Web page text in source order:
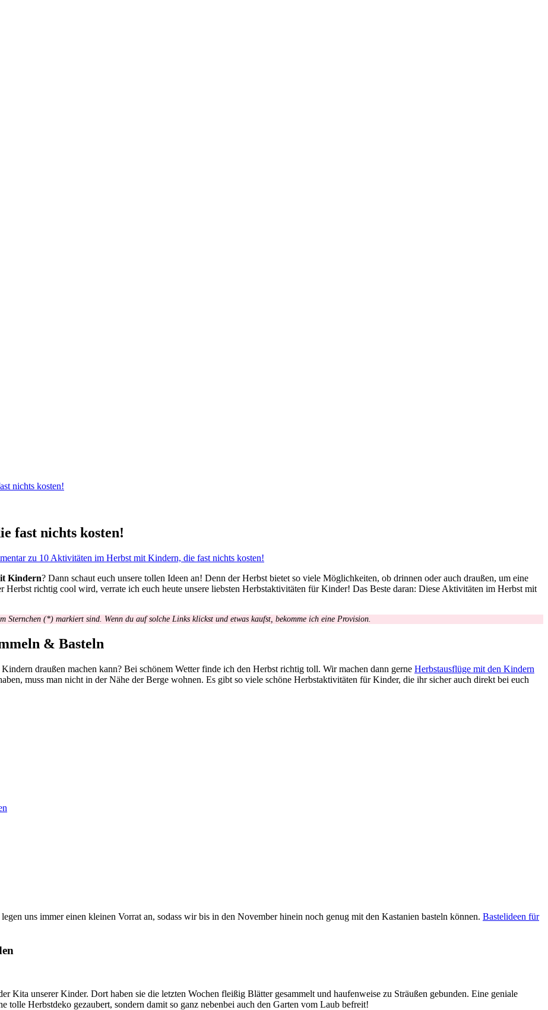
nichts kosten!
fast nichts kosten!
zu 10 Aktivitäten im Herbst mit Kindern, die fast nichts kosten!
Kindern? Dann schaut euch unsere tollen Ideen an! Denn der Herbst bietet so viele Möglichkeiten, ob drinnen oder auch draußen, um eine
Herbst richtig cool wird, verrate ich euch heute unsere liebsten Herbstaktivitäten für Kinder! Das Beste daran: Diese Aktivitäten im Herbst mit
Sternchen (*) markiert sind. Wenn du auf solche Links klickst und etwas kaufst, bekomme ich eine Provision.
& Basteln
draußen machen kann? Bei schönem Wetter finde ich den Herbst richtig toll. Wir machen dann gerne Herbstausflüge mit den Kindern
muss man nicht in der Nähe der Berge wohnen. Es gibt so viele schöne Herbstaktivitäten für Kinder, die ihr sicher auch direkt bei euch
uns immer einen kleinen Vorrat an, sodass wir bis in den November hinein noch genug mit den Kastanien basteln können. Bastelideen für
Kita unserer Kinder. Dort haben sie die letzten Wochen fleißig Blätter gesammelt und haufenweise zu Sträußen gebunden. Eine geniale
Herbstdeko gezaubert, sondern damit so ganz nebenbei auch den Garten vom Laub befreit!